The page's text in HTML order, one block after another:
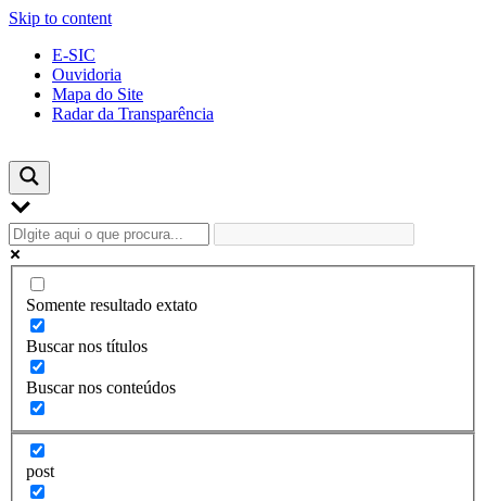
Skip to content
E-SIC
Ouvidoria
Mapa do Site
Radar da Transparência
Somente resultado extato
Buscar nos títulos
Buscar nos conteúdos
post